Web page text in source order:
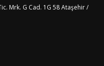
Mrk. G Cad. 1G 58 Ataşehir /